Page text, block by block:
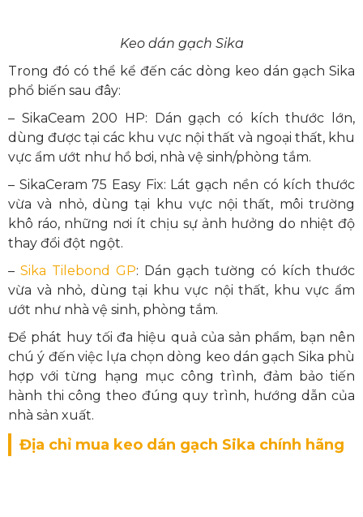
Keo dán gạch Sika
Trong đó có thể kể đến các dòng keo dán gạch Sika
phổ biến sau đây:
– SikaCeam 200 HP: Dán gạch có kích thước lớn,
dùng được tại các khu vực nội thất và ngoại thất, khu
vực ẩm ướt như hồ bơi, nhà vệ sinh/phòng tắm.
– SikaCeram 75 Easy Fix: Lát gạch nền có kích thước
vừa và nhỏ, dùng tại khu vực nội thất, môi trường
khô ráo, những nơi ít chịu sự ảnh hưởng do nhiệt độ
thay đổi đột ngột.
– Sika Tilebond GP: Dán gạch tường có kích thước
vừa và nhỏ, dùng tại khu vực nội thất, khu vực ẩm
ướt như nhà vệ sinh, phòng tắm.
Để phát huy tối đa hiệu quả của sản phẩm, bạn nên
chú ý đến việc lựa chọn dòng keo dán gạch Sika phù
hợp với từng hạng mục công trình, đảm bảo tiến
hành thi công theo đúng quy trình, hướng dẫn của
nhà sản xuất.
Địa chỉ mua keo dán gạch Sika chính hãng